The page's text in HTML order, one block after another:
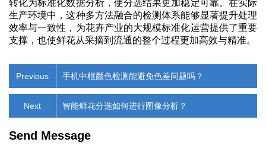
转化为标准化数据分析，使分选结果更加稳定可靠。在实际
生产环境中，这种多方法融合的检测体系能够显著提升处理
效率与一致性，为花卉产业的大规模标准化运营提供了重要
支撑，也使鲜花从采摘到流通的整个过程更加高效与精准。
Previous 手机中框颜色检测能避免色差问题吗？
智能鲜花分选如何进行图像分析？
Next
Send Message